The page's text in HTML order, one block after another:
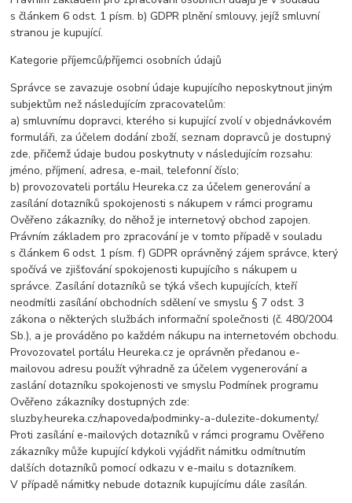
s článkem 6 odst. 1 písm. b) GDPR plnění smlouvy, jejíž smluvní
stranou je kupující.
Kategorie příjemců/příjemci osobních údajů
Správce se zavazuje osobní údaje kupujícího neposkytnout jiným
subjektům než následujícím zpracovatelům:
a) smluvnímu dopravci, kterého si kupující zvolí v objednávkovém
formuláři, za účelem dodání zboží, seznam dopravců je dostupný
zde, přičemž údaje budou poskytnuty v následujícím rozsahu:
jméno, příjmení, adresa, e-mail, telefonní číslo;
b) provozovateli portálu Heureka.cz za účelem generování a
zasílání dotazníků spokojenosti s nákupem v rámci programu
Ověřeno zákazníky, do něhož je internetový obchod zapojen.
Právním základem pro zpracování je v tomto případě v souladu
s článkem 6 odst. 1 písm. f) GDPR oprávněný zájem správce, který
spočívá ve zjišťování spokojenosti kupujícího s nákupem u
správce. Zasílání dotazníků se týká všech kupujících, kteří
neodmítli zasílání obchodních sdělení ve smyslu § 7 odst. 3
zákona o některých službách informační společnosti (č. 480/2004
Sb.), a je prováděno po každém nákupu na internetovém obchodu.
Provozovatel portálu Heureka.cz je oprávněn předanou e-
mailovou adresu použít výhradně za účelem vygenerování a
zaslání dotazníku spokojenosti ve smyslu Podmínek programu
Ověřeno zákazníky dostupných zde:
sluzby.heureka.cz/napoveda/podminky-a-dulezite-dokumenty/.
Proti zasílání e-mailových dotazníků v rámci programu Ověřeno
zákazníky může kupující kdykoli vyjádřit námitku odmítnutím
dalších dotazníků pomocí odkazu v e-mailu s dotazníkem.
V případě námitky nebude dotazník kupujícímu dále zasílán.